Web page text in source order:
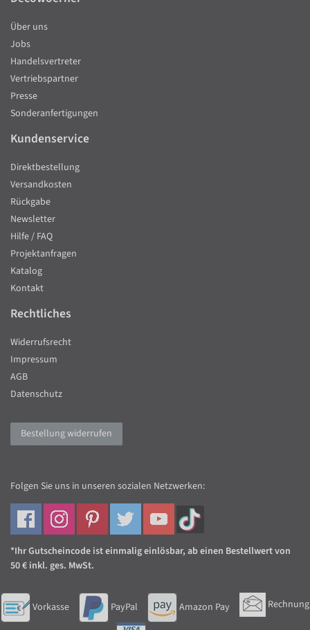
Über uns
Jobs
Handelsvertreter
Vertriebspartner
Presse
Sonderanfertigungen
Kundenservice
Direktbestellung
Versandkosten
Rückgabe
Newsletter
Hilfe / FAQ
Projektanfragen
Katalog
Kontakt
Rechtliches
Widerrufsrecht
Impressum
AGB
Datenschutz
Bestellung widerrufen
Folgen Sie uns in unseren sozialen Netzwerken:
*Ihr Gutscheincode ist einmalig einlösbar, ab einen Bestellwert von
50 € inkl. ges. MwSt.
Vorkasse PayPal Amazon Pay Rechnung